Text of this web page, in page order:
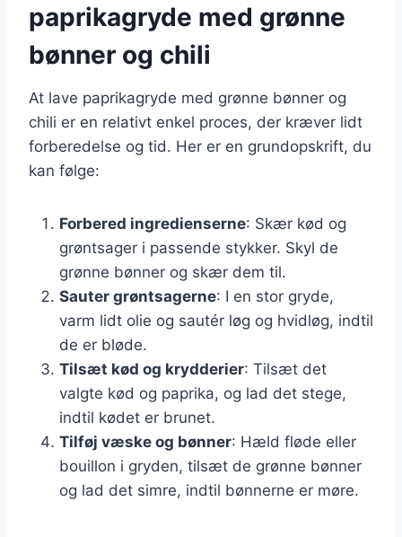
paprikagryde med grønne
bønner og chili
At lave paprikagryde med grønne bønner og
chili er en relativt enkel proces, der kræver lidt
forberedelse og tid. Her er en grundopskrift, du
kan følge:
Forbered ingredienserne: Skær kød og
grøntsager i passende stykker. Skyl de
grønne bønner og skær dem til.
Sauter grøntsagerne: I en stor gryde,
varm lidt olie og sautér løg og hvidløg, indtil
de er bløde.
Tilsæt kød og krydderier: Tilsæt det
valgte kød og paprika, og lad det stege,
indtil kødet er brunet.
Tilføj væske og bønner: Hæld fløde eller
bouillon i gryden, tilsæt de grønne bønner
og lad det simre, indtil bønnerne er møre.